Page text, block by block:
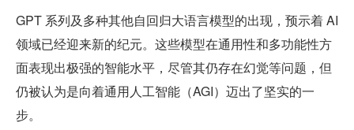
GPT 系列及多种其他自回归大语言模型的出现，预示着 AI
领域已经迎来新的纪元。这些模型在通用性和多功能性方
面表现出极强的智能水平，尽管其仍存在幻觉等问题，但
仍被认为是向着通用人工智能（AGI）迈出了坚实的一
步。